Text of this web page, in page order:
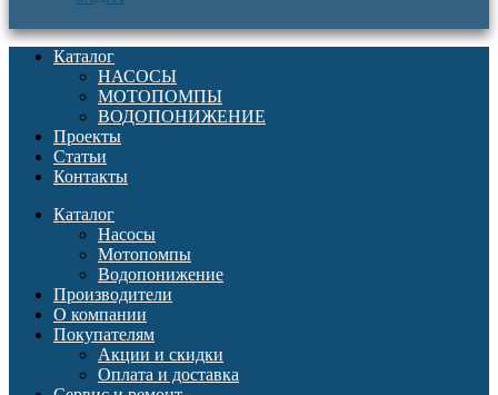
Каталог
НАСОСЫ
МОТОПОМПЫ
ВОДОПОНИЖЕНИЕ
Проекты
Статьи
Контакты
Каталог
Насосы
Мотопомпы
Водопонижение
Производители
О компании
Покупателям
Акции и скидки
Оплата и доставка